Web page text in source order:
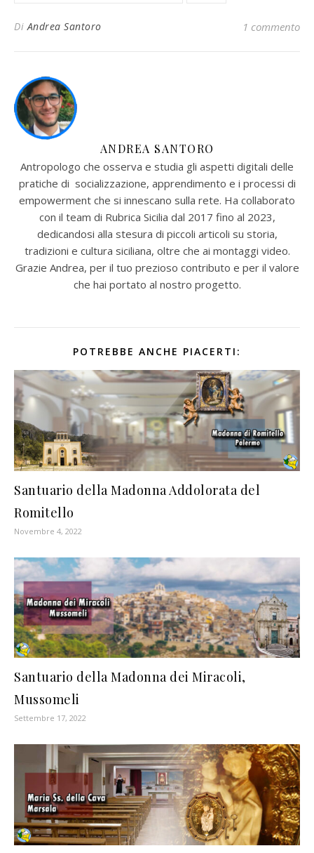
DiAndrea Santoro 1 commento
ANDREA SANTORO
Antropologo che osserva e studia gli aspetti digitali delle
pratiche di socializzazione, apprendimento e i processi di
empowerment che si innescano sulla rete. Ha collaborato
con il team di Rubrica Sicilia dal 2017 fino al 2023,
dedicandosi alla stesura di piccoli articoli su storia,
tradizioni e cultura siciliana, oltre che ai montaggi video.
Grazie Andrea, per il tuo prezioso contributo e per il valore
che hai portato al nostro progetto.
POTREBBE ANCHE PIACERTI:
Santuario della Madonna Addolorata del
Romitello
Novembre 4, 2022
Santuario della Madonna dei Miracoli,
Mussomeli
Settembre 17, 2022